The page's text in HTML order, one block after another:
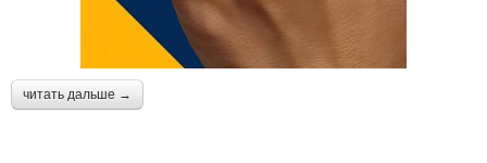
читать дальше →